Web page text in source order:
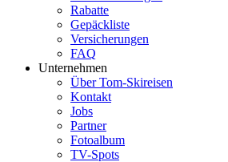
Rabatte
Gepäckliste
Versicherungen
FAQ
Unternehmen
Über Tom-Skireisen
Kontakt
Jobs
Partner
Fotoalbum
TV-Spots